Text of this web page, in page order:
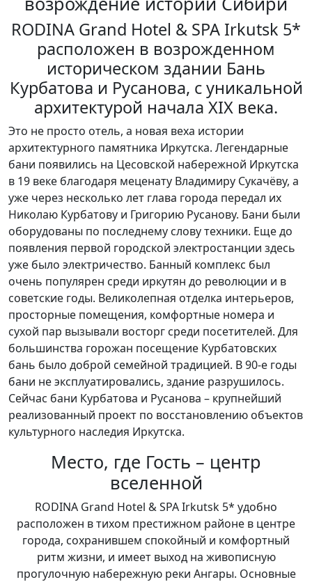
RODINA Grand Hotel & SPA Irkutsk 5*
расположен в возрожденном
историческом здании Бань
Курбатова и Русанова, с уникальной
архитектурой начала XIX века.
Это не просто отель, а новая веха истории
архитектурного памятника Иркутска. Легендарные
бани появились на Цесовской набережной Иркутска
в 19 веке благодаря меценату Владимиру Сукачёву, а
уже через несколько лет глава города передал их
Николаю Курбатову и Григорию Русанову. Бани были
оборудованы по последнему слову техники. Еще до
появления первой городской электростанции здесь
уже было электричество. Банный комплекс был
очень популярен среди иркутян до революции и в
советские годы. Великолепная отделка интерьеров,
просторные помещения, комфортные номера и
сухой пар вызывали восторг среди посетителей. Для
большинства горожан посещение Курбатовских
бань было доброй семейной традицией. В 90-е годы
бани не эксплуатировались, здание разрушилось.
Сейчас бани Курбатова и Русанова – крупнейший
реализованный проект по восстановлению объектов
культурного наследия Иркутска.
Место, где Гость – центр
вселенной
RODINA Grand Hotel & SPA Irkutsk 5* удобно
расположен в тихом престижном районе в центре
города, сохранившем спокойный и комфортный
ритм жизни, и имеет выход на живописную
прогулочную набережную реки Ангары. Основные